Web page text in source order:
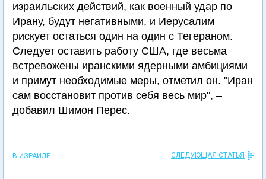
израильских действий, как военный удар по
Ирану, будут негативными, и Иерусалим
рискует остаться один на один с Тегераном.
Следует оставить работу США, где весьма
встревожены иранскими ядерными амбициями
и примут необходимые меры, отметил он. "Иран
сам восстановит против себя весь мир", –
добавил Шимон Перес.
В ИЗРАИЛЕ СЛЕДУЮЩАЯ СТАТЬЯ